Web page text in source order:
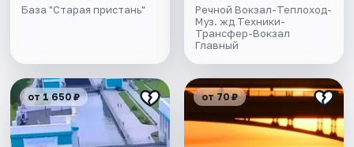
База "Старая пристань"
Речной Вокзал-Теплоход-
Муз. жд Техники-
Трансфер-Вокзал
Главный
от 1 650 ₽ от 70 ₽